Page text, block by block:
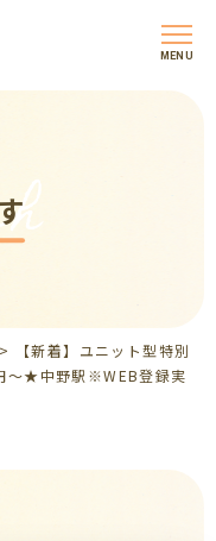
MENU
>
【新着】ユニット型特別
★中野駅※WEB登録実